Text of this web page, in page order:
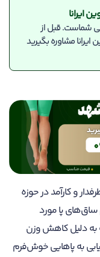
ایرانا
شماست. قبل از
مشاوره بگیرید
و کارآمد در حوزه
پا مورد
به دلیل کاهش وزن
به پاهایی خوش‌فرم